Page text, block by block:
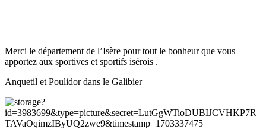
Merci le département de l’Isère pour tout le bonheur que vous
apportez aux sportives et sportifs isérois .
Anquetil et Poulidor dans le Galibier